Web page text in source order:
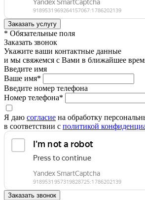
* Обязательные поля
Заказать звонок
Укажите ваши контактные данные
и мы свяжемся с Вами в ближайшее
Введите имя
Ваше имя*
Введите номер телефона
Номер телефона*
Я даю согласие на обработку
в соответствии с политикой